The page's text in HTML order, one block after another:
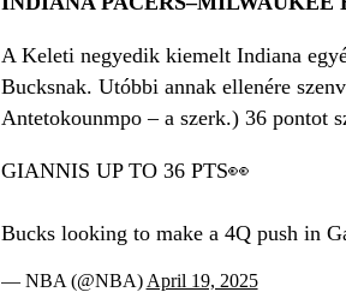
A Keleti negyedik kiemelt Indiana
Bucksnak. Utóbbi annak ellenére
Antetokounmpo – a szerk.) 36 pontot
GIANNIS UP TO 36 PTS👀
Bucks looking to make a 4Q push in
— NBA (@NBA) April 19, 2025